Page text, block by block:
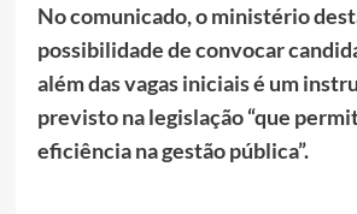
No comunicado, o ministério
possibilidade de convocar
além das vagas iniciais é um
previsto na legislação “que
eficiência na gestão pública”.